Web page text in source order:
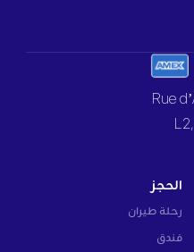
الحجز
رحلة طيران
فندق